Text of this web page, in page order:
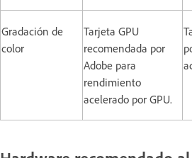
Gradación de
color
Tarjeta GPU
recomendada por
Adobe para
rendimiento
acelerado por GPU.